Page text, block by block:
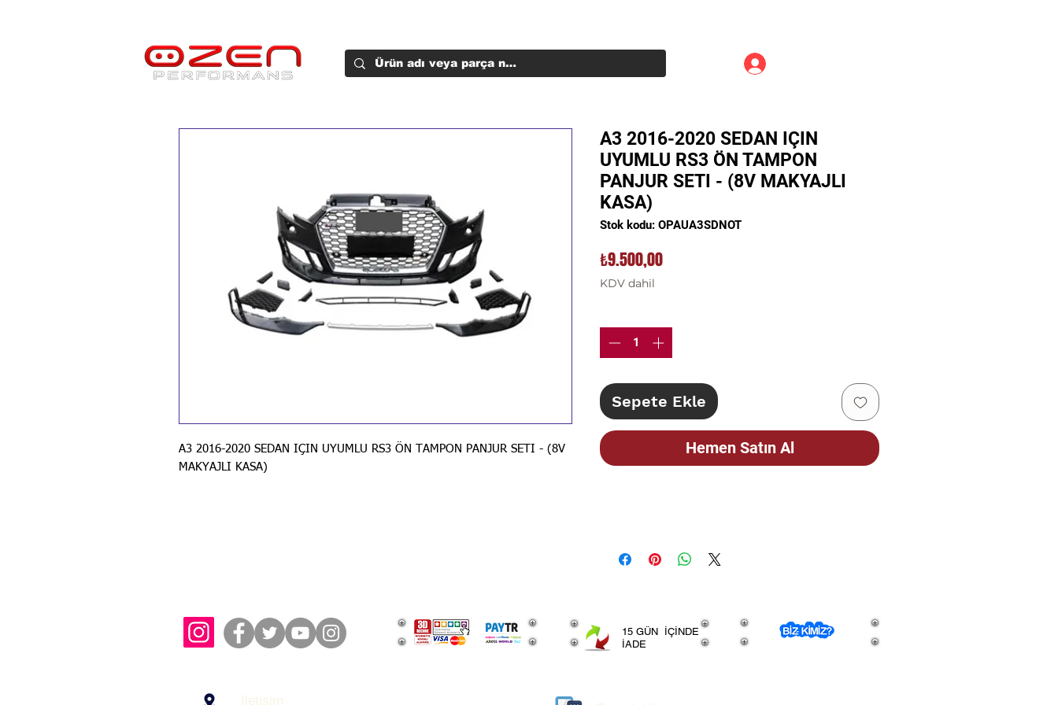
A3 2016-2020 SEDAN IÇIN UYUMLU RS3 ÖN TAMPON PANJUR SETI - (8V
MAKYAJLI KASA)
A3 2016-2020 SEDAN IÇIN
UYUMLU RS3 ÖN TAMPON
PANJUR SETI - (8V MAKYAJLI
KASA)
Stok kodu: OPAUA3SDNOT
₺9.500,00Fiyat
KDV dahil
Sepete Ekle
Hemen Satın Al
BİLGİSİ İÇİN LÜTFEN SORUNUZ.
İletişim
15 GÜN İÇİNDE
İADE